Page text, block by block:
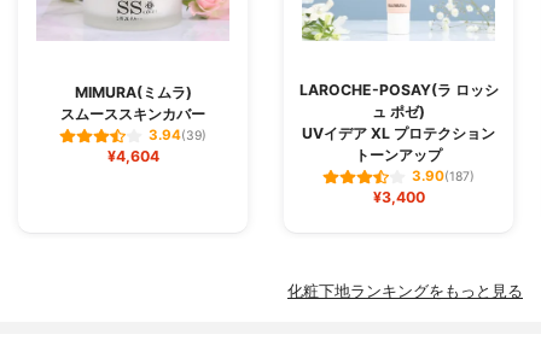
MIMURA(ミムラ)
スムーススキンカバー
3.94(39)
¥4,604
LAROCHE-POSAY(ラ ロッシ
ュ ポゼ)
UVイデア XL プロテクション
トーンアップ
3.90(187)
¥3,400
化粧下地ランキングをもっと見る